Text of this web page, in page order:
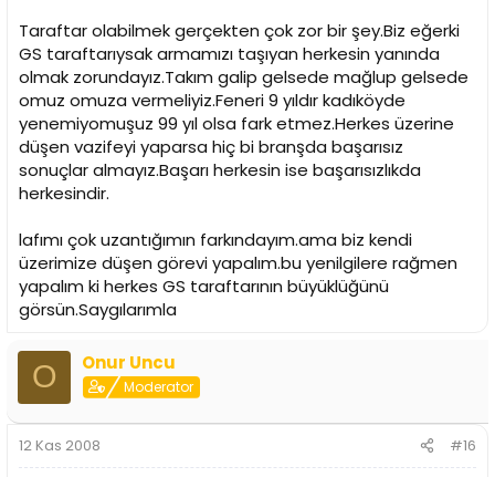
Taraftar olabilmek gerçekten çok zor bir şey.Biz eğerki
GS taraftarıysak armamızı taşıyan herkesin yanında
olmak zorundayız.Takım galip gelsede mağlup gelsede
omuz omuza vermeliyiz.Feneri 9 yıldır kadıköyde
yenemiyomuşuz 99 yıl olsa fark etmez.Herkes üzerine
düşen vazifeyi yaparsa hiç bi branşda başarısız
sonuçlar almayız.Başarı herkesin ise başarısızlıkda
herkesindir.
lafımı çok uzantığımın farkındayım.ama biz kendi
üzerimize düşen görevi yapalım.bu yenilgilere rağmen
yapalım ki herkes GS taraftarının büyüklüğünü
görsün.Saygılarımla
O Onur Uncu
Moderator
12 Kas 2008 #16